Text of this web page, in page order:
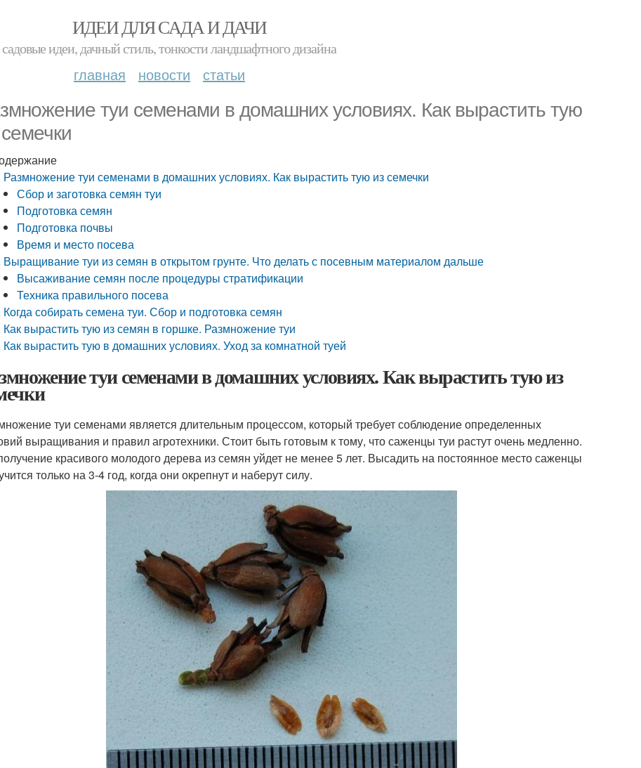
ИДЕИ ДЛЯ САДА И ДАЧИ
садовые идеи, дачный стиль, тонкости ландшафтного дизайна
главная новости статьи
туи семенами в домашних условиях. Как вырастить тую
Размножение туи семенами в домашних условиях. Как вырастить тую из семечки
Сбор и заготовка семян туи
Подготовка семян
Подготовка почвы
Время и место посева
Выращивание туи из семян в открытом грунте. Что делать с посевным материалом дальше
Высаживание семян после процедуры стратификации
Техника правильного посева
Когда собирать семена туи. Сбор и подготовка семян
Как вырастить тую из семян в горшке. Размножение туи
Как вырастить тую в домашних условиях. Уход за комнатной туей
туи семенами в домашних условиях. Как вырастить тую из
туи семенами является длительным процессом, который требует соблюдение определенных
выращивания и правил агротехники. Стоит быть готовым к тому, что саженцы туи растут очень медленно.
красивого молодого дерева из семян уйдет не менее 5 лет. Высадить на постоянное место саженцы
только на 3-4 год, когда они окрепнут и наберут силу.